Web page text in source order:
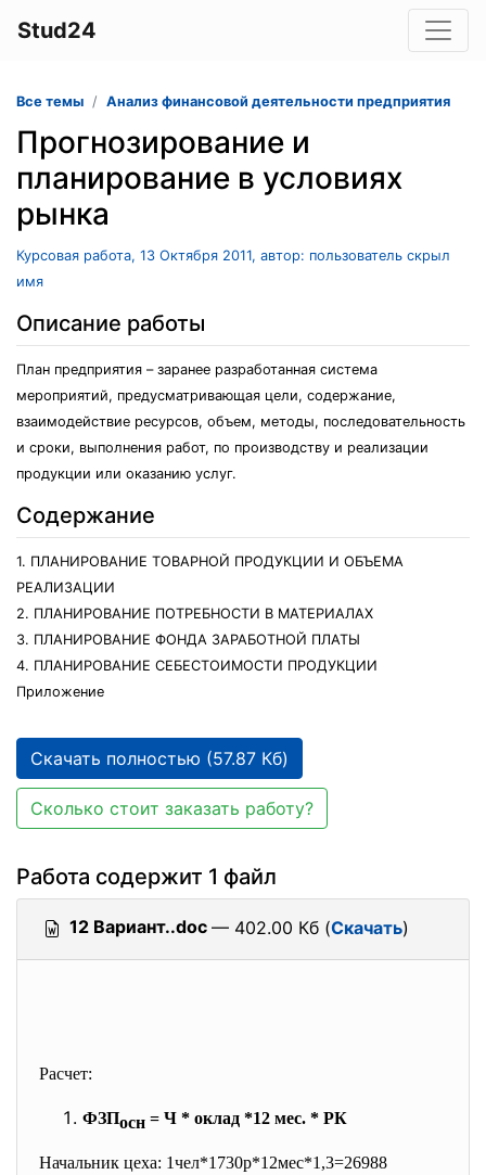
Stud24
Все темы Анализ финансовой деятельности предприятия
Прогнозирование и
планирование в условиях
рынка
Курсовая работа, 13 Октября 2011, автор: пользователь скрыл
имя
Описание работы
План предприятия – заранее разработанная система
мероприятий, предусматривающая цели, содержание,
взаимодействие ресурсов, объем, методы, последовательность
и сроки, выполнения работ, по производству и реализации
продукции или оказанию услуг.
Содержание
1. ПЛАНИРОВАНИЕ ТОВАРНОЙ ПРОДУКЦИИ И ОБЪЕМА
РЕАЛИЗАЦИИ
2. ПЛАНИРОВАНИЕ ПОТРЕБНОСТИ В МАТЕРИАЛАХ
3. ПЛАНИРОВАНИЕ ФОНДА ЗАРАБОТНОЙ ПЛАТЫ
4. ПЛАНИРОВАНИЕ СЕБЕСТОИМОСТИ ПРОДУКЦИИ
Приложение
Скачать полностью (57.87 Кб)
Сколько стоит заказать работу?
Работа содержит 1 файл
12 Вариант..doc — 402.00 Кб (Скачать)
Расчет:
ФЗПосн = Ч * оклад *12 мес. * РК
Начальник цеха: 1чел*1730р*12мес*1,3=26988